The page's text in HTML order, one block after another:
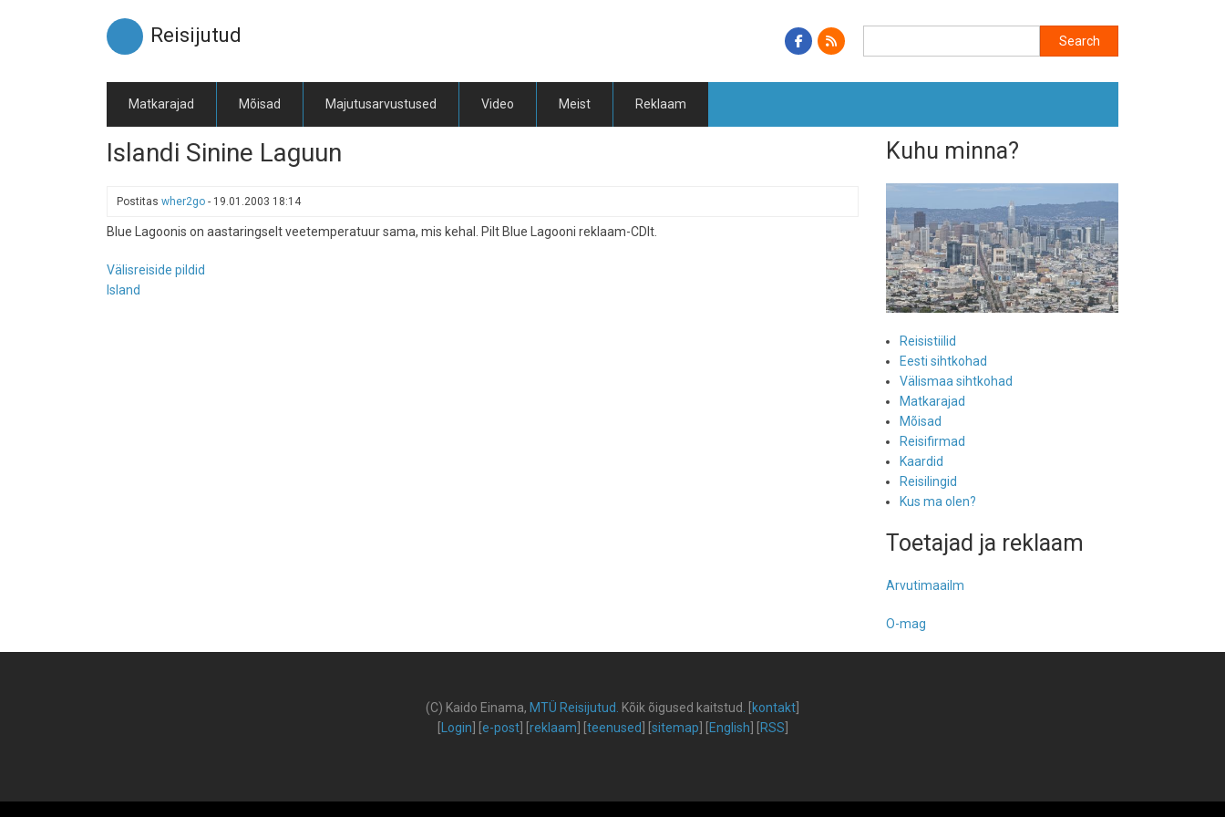
Reisijutud
Matkarajad Mõisad Majutusarvustused Video Meist Reklaam
Islandi Sinine Laguun
Postitas wher2go - 19.01.2003 18:14
Blue Lagoonis on aastaringselt veetemperatuur sama, mis kehal. Pilt Blue Lagooni reklaam-CDlt.
Välisreiside pildid
Island
Kuhu minna?
Reisistiilid
Eesti sihtkohad
Välismaa sihtkohad
Matkarajad
Mõisad
Reisifirmad
Kaardid
Reisilingid
Kus ma olen?
Toetajad ja reklaam
Arvutimaailm
O-mag
(C) Kaido Einama, MTÜ Reisijutud. Kõik õigused kaitstud. kontakt
Login e-post] [ reklaam teenused sitemap English RSS